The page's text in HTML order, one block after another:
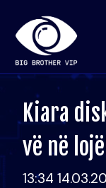
Kiara
vë në
13:34